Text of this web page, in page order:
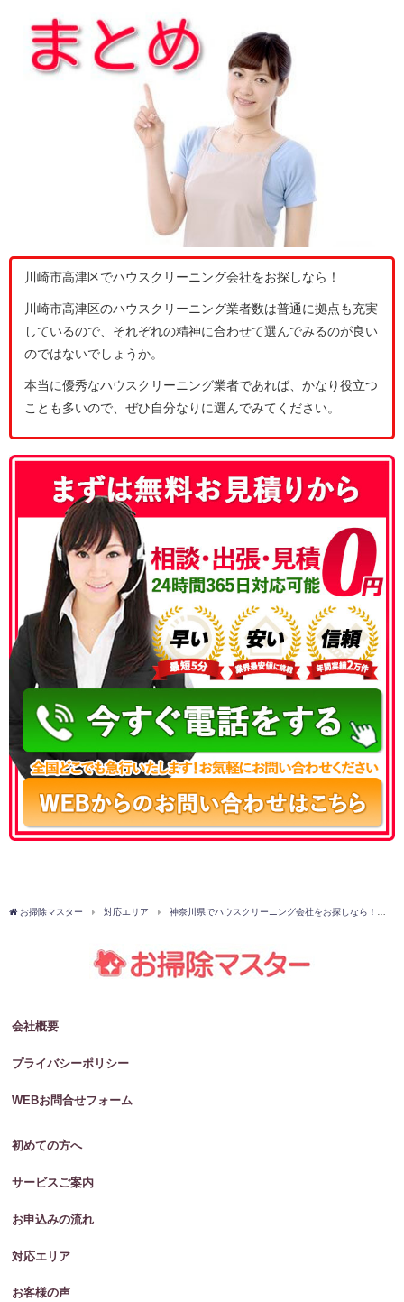
川崎市高津区でハウスクリーニング会社をお探しなら！
川崎市高津区のハウスクリーニング業者数は普通に拠点も充実
しているので、それぞれの精神に合わせて選んでみるのが良い
のではないでしょうか。
本当に優秀なハウスクリーニング業者であれば、かなり役立つ
ことも多いので、ぜひ自分なりに選んでみてください。
050-3177-5687
お掃除マスター 対応エリア 神奈川県でハウスクリーニング会社をお探しなら！
会社概要
プライバシーポリシー
WEBお問合せフォーム
初めての方へ
サービスご案内
お申込みの流れ
対応エリア
お客様の声